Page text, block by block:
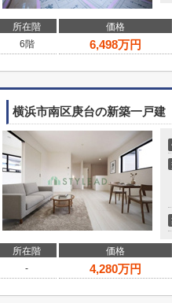
所在階 価格
6階
6,498万円
横浜市南区庚台の新築一戸建
所在階 価格
-
4,280万円